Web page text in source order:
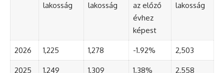
lakosság
lakosság
az előző
évhez
képest
lakosság
2026 1,225 1,278 -1.92% 2,503
2025 1,249 1,309 1.38% 2,558